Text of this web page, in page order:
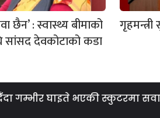
छैन’ : स्वास्थ्य बीमाको
सांसद देवकोटाको कडा
घाइते भएकी स्कुटरमा सवार